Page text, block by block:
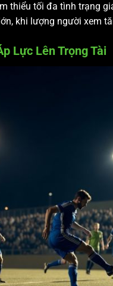
thiểu tối đa tình trạng
khi lượng người xem
Lực Lên Trọng Tài